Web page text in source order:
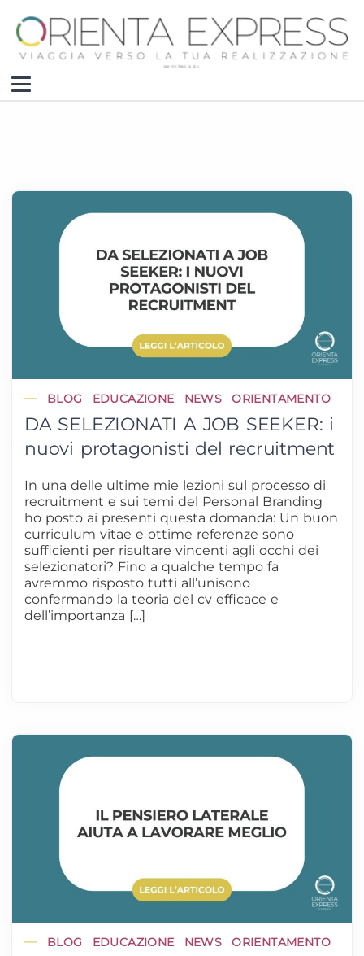
BLOG EDUCAZIONE NEWS ORIENTAMENTO
DA SELEZIONATI A JOB SEEKER: i
nuovi protagonisti del recruitment
In una delle ultime mie lezioni sul processo di
recruitment e sui temi del Personal Branding
ho posto ai presenti questa domanda: Un buon
curriculum vitae e ottime referenze sono
sufficienti per risultare vincenti agli occhi dei
selezionatori? Fino a qualche tempo fa
avremmo risposto tutti all’unisono
confermando la teoria del cv efficace e
dell’importanza […]
BLOG EDUCAZIONE NEWS ORIENTAMENTO